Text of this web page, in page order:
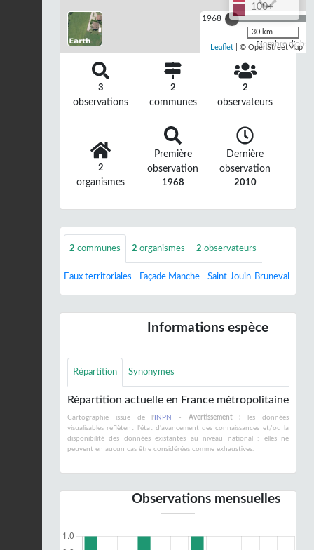
1968
Nombre
100+
30 km
Leaflet | © OpenStreetMap
3
observations
2
communes
2
observateurs
2
organismes
Première
observation
1968
Dernière
observation
2010
2 communes 2 organismes 2 observateurs
Eaux territoriales - Façade Manche - Saint-Jouin-Bruneval
Informations espèce
Répartition Synonymes
Répartition actuelle en France métropolitaine
Cartographie issue de l' INPN - Avertissement : les données
visualisables reflètent l'état d'avancement des connaissances et/ou la
disponibilité des données existantes au niveau national : elles ne
peuvent en aucun cas être considérées comme exhaustives.
Observations mensuelles